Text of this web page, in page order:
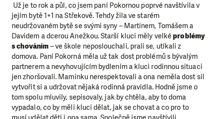
Už je to rok a půl, co jsem paní Pokornou poprvé navštívila v
jejím bytě 1+1 na Střekově. Tehdy žila ve starém
neudržovaném bytě se svými syny – Martinem, Tomášem a
Davidem a dcerou Anežkou. Starší kluci měly velké problémy
s chováním – ve škole neposlouchali, prali se, utíkali z
domova. Paní Pokorná měla už tak dost problémů s bývalým
partnerem a nevyhovujícím bydlením a kluci rodinnou situaci
jen zhoršovali. Maminku nerespektovali a ona neměla dost sil
vytvořit si a udržovat nějaká rodinná pravidla. Hodně jsme o
tom spolu mluvily, sepisovaly, jak by chtěla, aby to doma
vypadalo, co by měli kluci dělat, jak se chovat a co pro to